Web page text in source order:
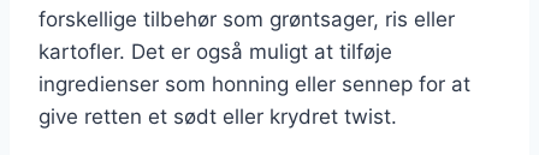
forskellige tilbehør som grøntsager, ris eller
kartofler. Det er også muligt at tilføje
ingredienser som honning eller sennep for at
give retten et sødt eller krydret twist.